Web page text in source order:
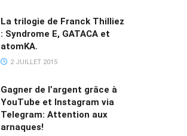
La trilogie de Franck Thilliez
: Syndrome E, GATACA et
atomKA.
2 JUILLET 2015
Gagner de l’argent grâce à
YouTube et Instagram via
Telegram: Attention aux
arnaques!